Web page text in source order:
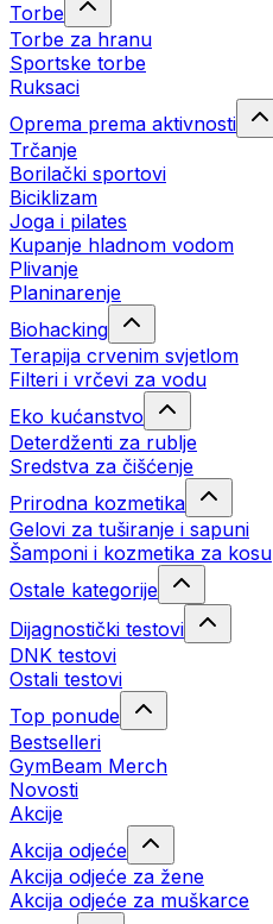
Torbe
Torbe za hranu
Sportske torbe
Ruksaci
Oprema prema aktivnosti
Trčanje
Borilački sportovi
Biciklizam
Joga i pilates
Kupanje hladnom vodom
Plivanje
Planinarenje
Biohacking
Terapija crvenim svjetlom
Filteri i vrčevi za vodu
Eko kućanstvo
Deterdženti za rublje
Sredstva za čišćenje
Prirodna kozmetika
Gelovi za tuširanje i sapuni
Šamponi i kozmetika za kosu
Ostale kategorije
Dijagnostički testovi
DNK testovi
Ostali testovi
Top ponude
Bestselleri
GymBeam Merch
Novosti
Akcije
Akcija odjeće
Akcija odjeće za žene
Akcija odjeće za muškarce